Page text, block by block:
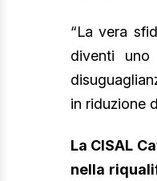
“La vera
diventi
in riduzione
La CISAL
nella